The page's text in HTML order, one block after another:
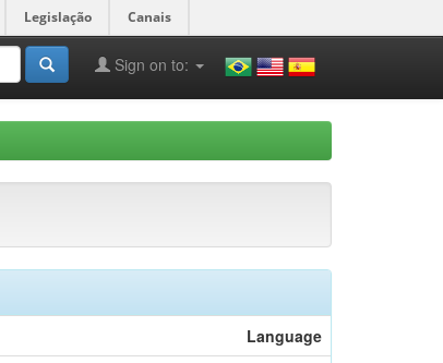
Legislação Canais
Sign on to:
Language